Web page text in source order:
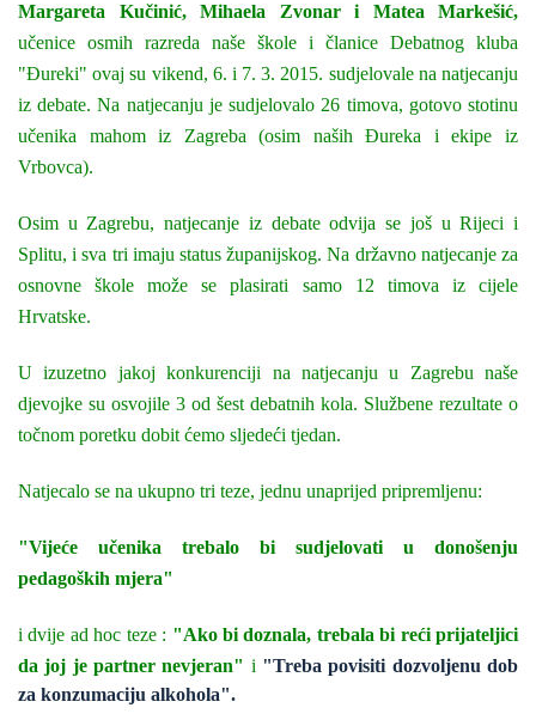
Margareta Kučinić, Mihaela Zvonar i Matea Markešić,
učenice osmih razreda naše škole i članice Debatnog kluba
"Đureki" ovaj su vikend, 6. i 7. 3. 2015. sudjelovale na natjecanju
iz debate. Na natjecanju je sudjelovalo 26 timova, gotovo stotinu
učenika mahom iz Zagreba (osim naših Đureka i ekipe iz
Vrbovca).
Osim u Zagrebu, natjecanje iz debate odvija se još u Rijeci i
Splitu, i sva tri imaju status županijskog. Na državno natjecanje za
osnovne škole može se plasirati samo 12 timova iz cijele
Hrvatske.
U izuzetno jakoj konkurenciji na natjecanju u Zagrebu naše
djevojke su osvojile 3 od šest debatnih kola. Službene rezultate o
točnom poretku dobit ćemo sljedeći tjedan.
Natjecalo se na ukupno tri teze, jednu unaprijed pripremljenu:
"Vijeće učenika trebalo bi sudjelovati u donošenju
pedagoških mjera"
i dvije ad hoc teze : "Ako bi doznala, trebala bi reći prijateljici
da joj je partner nevjeran" i "Treba povisiti dozvoljenu dob
za konzumaciju alkohola".